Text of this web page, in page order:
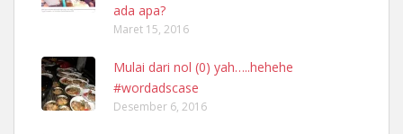
ada apa?
Maret 15, 2016
Mulai dari nol (0) yah…..hehehe
#wordadscase
Desember 6, 2016